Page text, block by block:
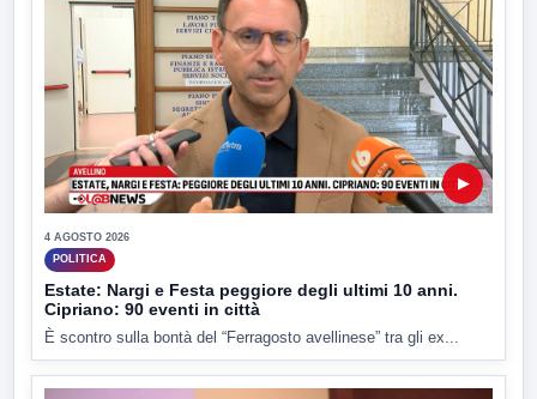
▶
4 AGOSTO 2026
POLITICA
Estate: Nargi e Festa peggiore degli ultimi 10 anni.
Cipriano: 90 eventi in città
È scontro sulla bontà del “Ferragosto avellinese” tra gli ex...